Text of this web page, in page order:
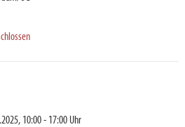
10:00 - 17:00 Uhr